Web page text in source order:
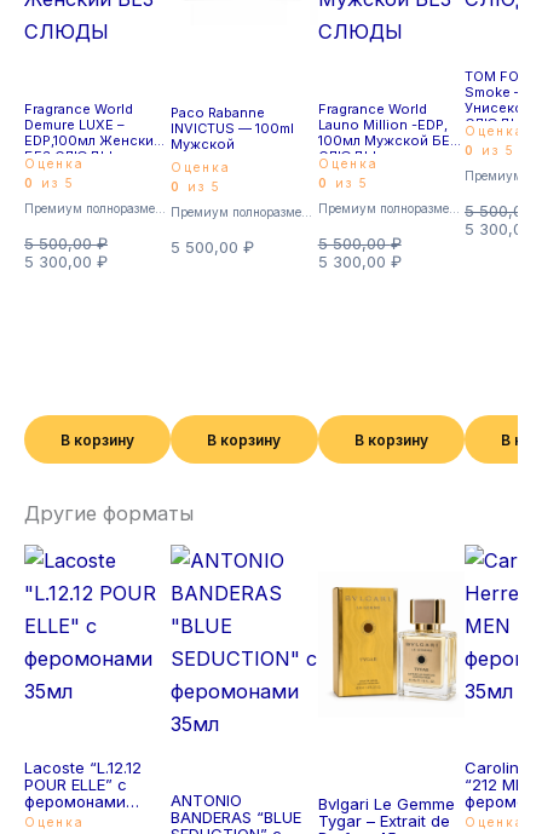
Fragrance World
Demure LUXE –
EDP,100мл Женский
БЕЗ СЛЮДЫ
Оценка
0
из 5
5 500,00₽
5 300,00 ₽
В корзину
Paco Rabanne
INVICTUS — 100ml
Мужской
Оценка
0
из 5
5 500,00₽
В корзину
Премиум полноразмерные
Fragrance World
Launo Million -EDP,
100мл Мужской БЕЗ
СЛЮДЫ
Оценка
0
из 5
5 500,00₽
5 300,00 ₽
В корзину
TOM
Smoke –
Унисекс
СЛЮДЫ
Оценка
0
из 5
5 500,00
5 300,00
В
Другие форматы
Lacoste “L.12.12
POUR ELLE” с
феромонами
35мл
Оценка
ANTONIO
BANDERAS “BLUE
Bvlgari Le Gemme
Tygar – Extrait de
Carolina
“212 MEN
35мл
Оценка